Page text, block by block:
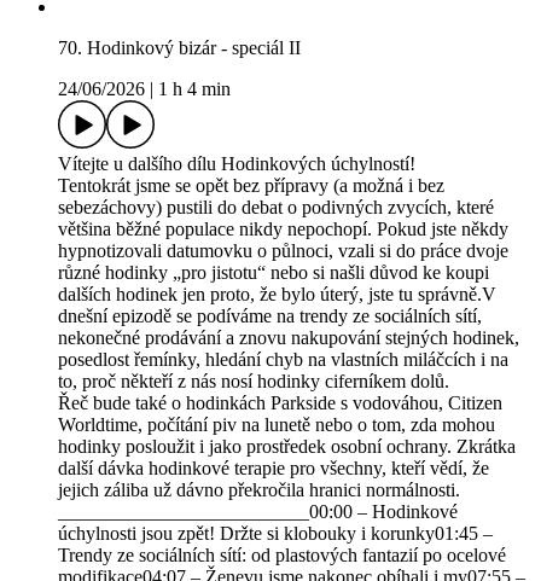
70. Hodinkový bizár - speciál II
24/06/2026
1 h 4 min
Vítejte u dalšího dílu Hodinkových úchylností!
Tentokrát jsme se opět bez přípravy (a možná i bez
sebezáchovy) pustili do debat o podivných zvycích, které
většina běžné populace nikdy nepochopí. Pokud jste někdy
hypnotizovali datumovku o půlnoci, vzali si do práce dvoje
různé hodinky „pro jistotu“ nebo si našli důvod ke koupi
dalších hodinek jen proto, že bylo úterý, jste tu správně.V
dnešní epizodě se podíváme na trendy ze sociálních sítí,
nekonečné prodávání a znovu nakupování stejných hodinek,
posedlost řemínky, hledání chyb na vlastních miláčcích i na
to, proč někteří z nás nosí hodinky ciferníkem dolů.
Řeč bude také o hodinkách Parkside s vodováhou, Citizen
Worldtime, počítání piv na lunetě nebo o tom, zda mohou
hodinky posloužit i jako prostředek osobní ochrany. Zkrátka
další dávka hodinkové terapie pro všechny, kteří vědí, že
jejich záliba už dávno překročila hranici normálnosti.
__________________________00:00 – Hodinkové
úchylnosti jsou zpět! Držte si klobouky i korunky01:45 –
Trendy ze sociálních sítí: od plastových fantazií po ocelové